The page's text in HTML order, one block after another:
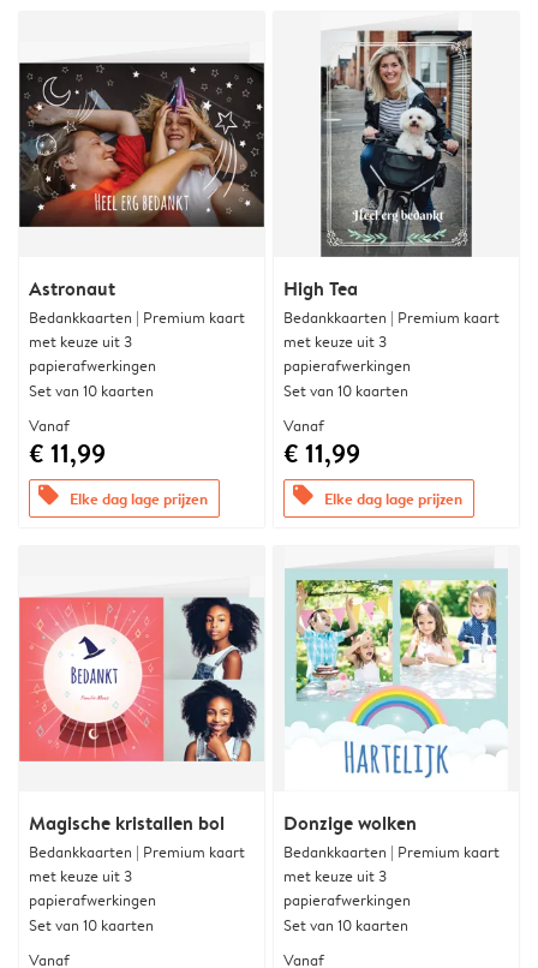
Astronaut
Bedankkaarten | Premium kaart
met keuze uit 3
papierafwerkingen
Set van 10 kaarten
Vanaf
€ 11,99
offers Elke dag lage prijzen
High Tea
Bedankkaarten | Premium kaart
met keuze uit 3
papierafwerkingen
Set van 10 kaarten
Vanaf
€ 11,99
offers Elke dag lage prijzen
Magische kristallen bol
Bedankkaarten | Premium kaart
met keuze uit 3
papierafwerkingen
Set van 10 kaarten
Vanaf
Donzige wolken
Bedankkaarten | Premium kaart
met keuze uit 3
papierafwerkingen
Set van 10 kaarten
Vanaf